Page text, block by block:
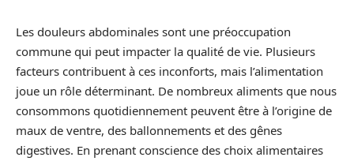
Les douleurs abdominales sont une préoccupation
commune qui peut impacter la qualité de vie. Plusieurs
facteurs contribuent à ces inconforts, mais l’alimentation
joue un rôle déterminant. De nombreux aliments que nous
consommons quotidiennement peuvent être à l’origine de
maux de ventre, des ballonnements et des gênes
digestives. En prenant conscience des choix alimentaires